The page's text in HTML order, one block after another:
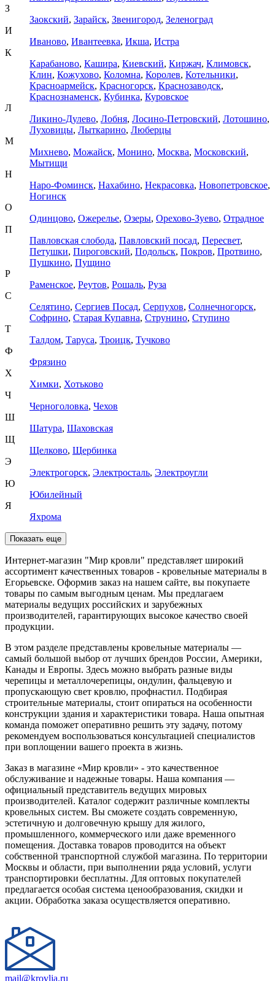
З
Заокский, Зарайск, Звенигород, Зеленоград
И
Иваново, Ивантеевка, Икша, Истра
К
Карабаново, Кашира, Киевский, Киржач, Климовск,
Клин, Кожухово, Коломна, Королев, Котельники,
Красноармейск, Красногорск, Краснозаводск,
Краснознаменск, Кубинка, Куровское
Л
Ликино-Дулево, Лобня, Лосино-Петровский, Лотошино,
Луховицы, Лыткарино, Люберцы
М
Михнево, Можайск, Монино, Москва, Московский,
Мытищи
Н
Наро-Фоминск, Нахабино, Некрасовка, Новопетровское,
Ногинск
О
Одинцово, Ожерелье, Озеры, Орехово-Зуево, Отрадное
П
Павловская слобода, Павловский посад, Пересвет,
Петушки, Пироговский, Подольск, Покров, Протвино,
Пушкино, Пущино
Р
Раменское, Реутов, Рошаль, Руза
С
Селятино, Сергиев Посад, Серпухов, Солнечногорск,
Софрино, Старая Купавна, Струнино, Ступино
Т
Талдом, Таруса, Троицк, Тучково
Ф
Фрязино
Х
Химки, Хотьково
Ч
Черноголовка, Чехов
Ш
Шатура, Шаховская
Щ
Щелково, Щербинка
Э
Электрогорск, Электросталь, Электроугли
Ю
Юбилейный
Я
Яхрома
Показать еще
Интернет-магазин "Мир кровли" представляет широкий
ассортимент качественных товаров - кровельные материалы в
Егорьевске. Оформив заказ на нашем сайте, вы покупаете
товары по самым выгодным ценам. Мы предлагаем
материалы ведущих российских и зарубежных
производителей, гарантирующих высокое качество своей
продукции.
В этом разделе представлены кровельные материалы —
самый большой выбор от лучших брендов России, Америки,
Канады и Европы. Здесь можно выбрать разные виды
черепицы и металлочерепицы, ондулин, фальцевую и
пропускающую свет кровлю, профнастил. Подбирая
строительные материалы, стоит опираться на особенности
конструкции здания и характеристики товара. Наша опытная
команда поможет оперативно решить эту задачу, потому
рекомендуем воспользоваться консультацией специалистов
при воплощении вашего проекта в жизнь.
Заказ в магазине «Мир кровли» - это качественное
обслуживание и надежные товары. Наша компания —
официальный представитель ведущих мировых
производителей. Каталог содержит различные комплекты
кровельных систем. Вы сможете создать современную,
эстетичную и долговечную крышу для жилого,
промышленного, коммерческого или даже временного
помещения. Доставка товаров проводится на объект
собственной транспортной службой магазина. По территории
Москвы и области, при выполнении ряда условий, услуги
транспортировки бесплатны. Для оптовых покупателей
предлагается особая система ценообразования, скидки и
акции. Обработка заказа осуществляется оперативно.
mail@krovlja.ru